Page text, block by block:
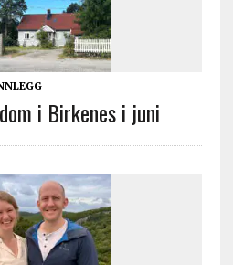
i Birkenes i juni